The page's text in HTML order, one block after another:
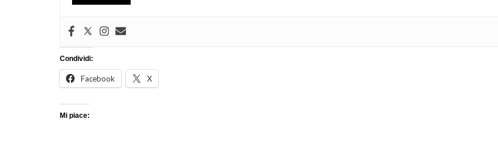
Condividi:
Facebook X
Mi piace: